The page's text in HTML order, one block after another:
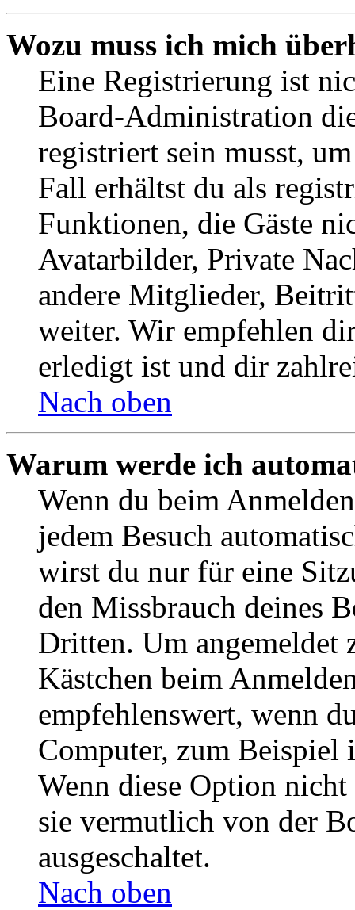
Wozu muss ich mich
Eine Registrierung ist
Board-Administration
registriert sein musst,
Fall erhältst du als
Funktionen, die Gäste
Avatarbilder, Private
andere Mitglieder,
weiter. Wir empfehlen
erledigt ist und dir
Nach oben
Warum werde ich
Wenn du beim
jedem Besuch
wirst du nur für eine
den Missbrauch deines
Dritten. Um angemeldet
Kästchen beim
empfehlenswert, wenn
Computer, zum Beispiel
Wenn diese Option
sie vermutlich von der
ausgeschaltet.
Nach oben